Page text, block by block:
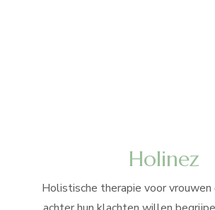
Holinez
Holistische therapie voor vrouwen